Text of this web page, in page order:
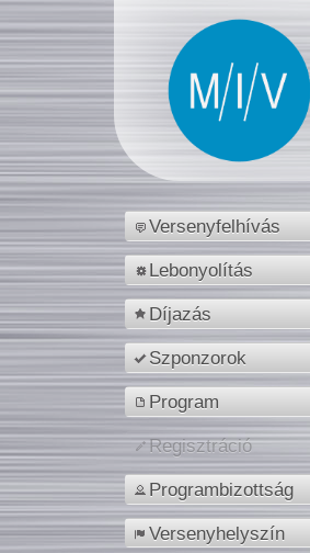
Versenyfelhívás
Lebonyolítás
Díjazás
Szponzorok
Program
Regisztráció
Programbizottság
Versenyhelyszín